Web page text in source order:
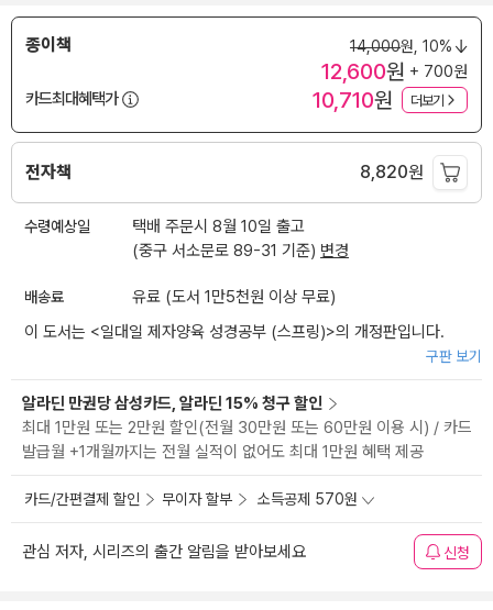
종이책 14,000원, 10%
12,600원 + 700원
카드최대혜택가
10,710원 더보기
전자책 8,820원
수령예상일
택배 주문시 8월 10일 출고
(중구 서소문로 89-31 기준) 변경
배송료
유료 (도서 1만5천원 이상 무료)
이 도서는 <일대일 제자양육 성경공부 (스프링)>의 개정판입니다.
구판 보기
알라딘 만권당 삼성카드, 알라딘 15% 청구 할인
최대 1만원 또는 2만원 할인(전월 30만원 또는 60만원 이용 시) / 카드
발급월 +1개월까지는 전월 실적이 없어도 최대 1만원 혜택 제공
카드/간편결제 할인 무이자 할부 소득공제 570원
관심 저자, 시리즈의 출간 알림을 받아보세요 신청